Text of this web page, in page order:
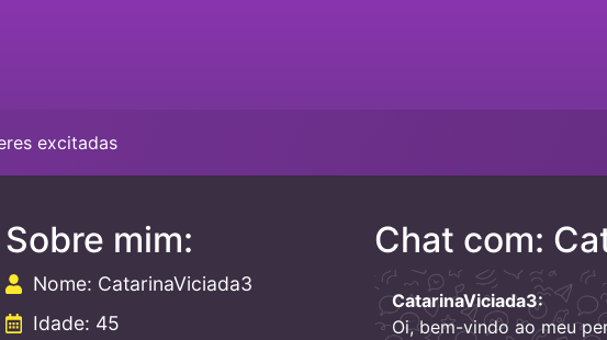
excitadas
Sobre mim:
Nome: CatarinaViciada3
Idade: 45
Chat com:
CatarinaViciada3:
Oi, bem-vindo ao meu